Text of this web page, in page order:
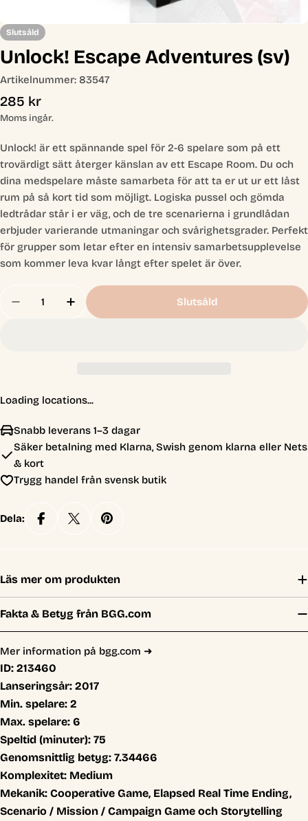
Slutsåld
Unlock! Escape Adventures (sv)
Artikelnummer: 83547
Ordinarie
pris
285 kr
Moms ingår.
Unlock! är ett spännande spel för 2-6 spelare som på ett
trovärdigt sätt återger känslan av ett Escape Room. Du och
dina medspelare måste samarbeta för att ta er ut ur ett låst
rum på så kort tid som möjligt. Logiska pussel och gömda
ledtrådar står i er väg, och de tre scenarierna i grundlådan
erbjuder varierande utmaningar och svårighetsgrader. Perfekt
för grupper som letar efter en intensiv samarbetsupplevelse
som kommer leva kvar långt efter spelet är över.
Minska Antal För Unlock! Escape Adventures
Öka Antal För Unlock! Escape
Slutsåld
Loading locations...
Snabb leverans 1–3 dagar
Säker betalning med Klarna, Swish genom klarna eller Nets
& kort
Trygg handel från svensk butik
Dela:
Läs mer om produkten
Fakta & Betyg från BGG.com
Mer information på bgg.com ➜
ID: 213460
Lanseringsår: 2017
Min. spelare: 2
Max. spelare: 6
Speltid (minuter): 75
Genomsnittlig betyg: 7.34466
Komplexitet: Medium
Mekanik: Cooperative Game, Elapsed Real Time Ending,
Scenario / Mission / Campaign Game och Storytelling